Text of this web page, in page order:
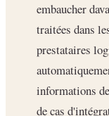
embaucher
traitées dans
prestataires
informations
de cas